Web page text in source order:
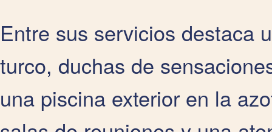
Entre sus servicios destaca
turco, duchas de
una piscina exterior en la